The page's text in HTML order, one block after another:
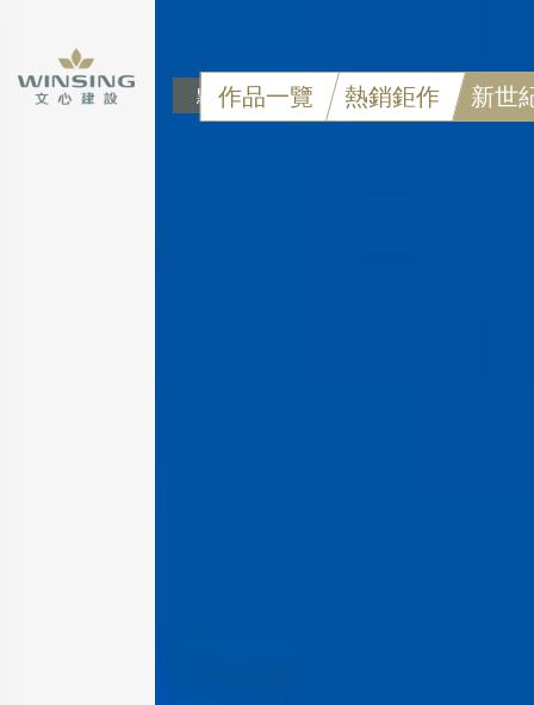
點擊可看大圖
作品一覽 熱銷鉅作 新世